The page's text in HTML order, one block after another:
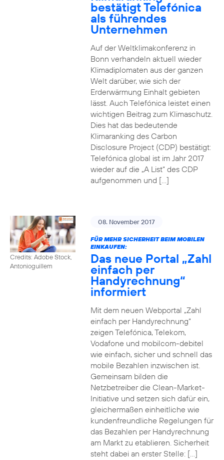
bestätigt Telefónica
als führendes
Unternehmen
Auf der Weltklimakonferenz in
Bonn verhandeln aktuell wieder
Klimadiplomaten aus der ganzen
Welt darüber, wie sich der
Erderwärmung Einhalt gebieten
lässt. Auch Telefónica leistet einen
wichtigen Beitrag zum Klimaschutz.
Dies hat das bedeutende
Klimaranking des Carbon
Disclosure Project (CDP) bestätigt:
Telefónica global ist im Jahr 2017
wieder auf die „A List“ des CDP
aufgenommen und […]
Credits: Adobe Stock,
Antonioguillem
08. November 2017
FÜR MEHR SICHERHEIT BEIM MOBILEN
EINKAUFEN:
Das neue Portal „Zahl
einfach per
Handyrechnung“
informiert
Mit dem neuen Webportal „Zahl
einfach per Handyrechnung“
zeigen Telefónica, Telekom,
Vodafone und mobilcom-debitel
wie einfach, sicher und schnell das
mobile Bezahlen inzwischen ist.
Gemeinsam bilden die
Netzbetreiber die Clean-Market-
Initiative und setzen sich dafür ein,
gleichermaßen einheitliche wie
kundenfreundliche Regelungen für
das Bezahlen per Handyrechnung
am Markt zu etablieren. Sicherheit
steht dabei an erster Stelle: […]